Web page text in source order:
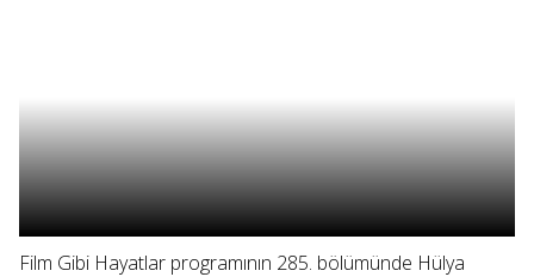
Film Gibi Hayatlar programının 285. bölümünde Hülya